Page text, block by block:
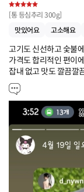
[통 등심추리 300g]
맛있어요
고소해요
고기도 신선하고 숯불
가격도 합리적인 편이
잡내 없고 맛도 깔끔깔